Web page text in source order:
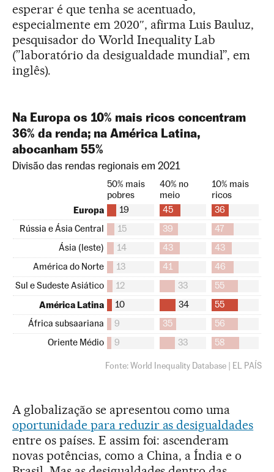
esperar é que tenha se acentuado,
especialmente em 2020″, afirma Luis Bauluz,
pesquisador do World Inequality Lab
(”laboratório da desigualdade mundial”, em
inglês).
A globalização se apresentou como uma
oportunidade para reduzir as desigualdades
entre os países. E assim foi: ascenderam
novas potências, como a China, a Índia e o